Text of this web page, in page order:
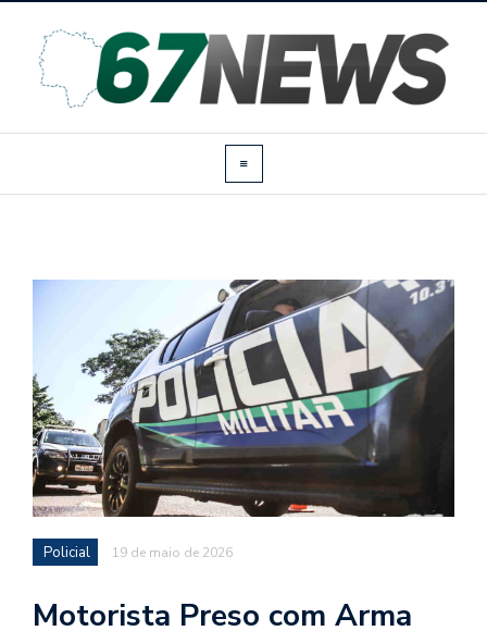
Policial 19 de maio de 2026
Motorista Preso com Arma